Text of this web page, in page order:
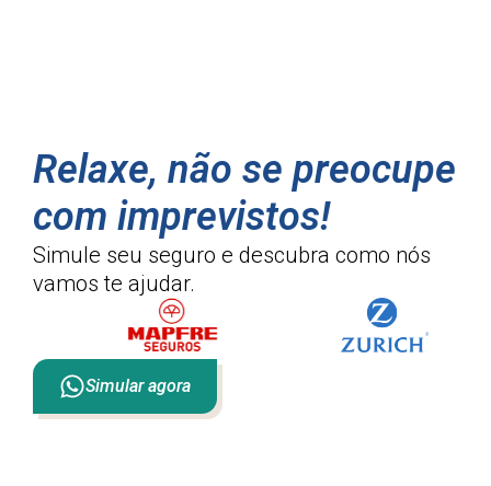
Relaxe, não se preocupe
com imprevistos!
Simule seu seguro e descubra como nós
vamos te ajudar.
Simular agora